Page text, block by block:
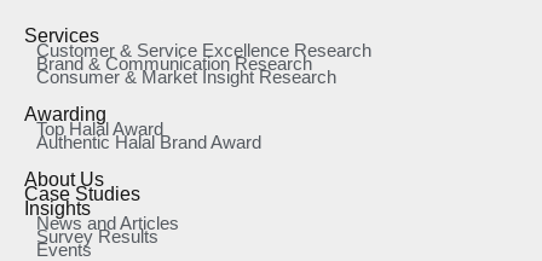
Services
Customer & Service Excellence Research
Brand & Communication Research
Consumer & Market Insight Research
Awarding
Top Halal Award
Authentic Halal Brand Award
About Us
Case Studies
Insights
News and Articles
Survey Results
Events